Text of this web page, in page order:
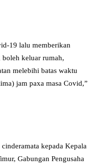
19 lalu memberikan
boleh keluar rumah,
melebihi batas waktu
jam paxa masa Covid,”
kepada Kepala
Gabungan Pengusaha